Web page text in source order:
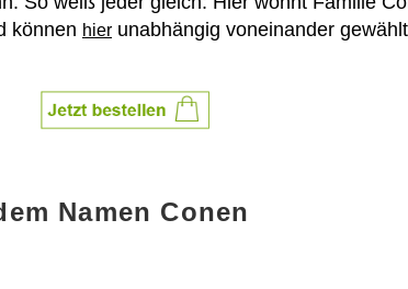
können hier unabhängig voneinander
Namen Conen